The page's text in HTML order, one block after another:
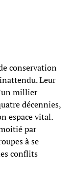
conservation
Leur
millier
décennies,
espace vital.
par
à se
conflits